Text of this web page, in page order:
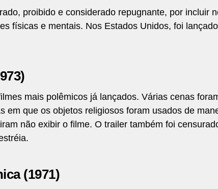
proibido e considerado repugnante, por incluir
físicas e mentais. Nos Estados Unidos, foi
mais polêmicos já lançados. Várias cenas
em que os objetos religiosos foram usados de
não exibir o filme. O trailer também foi
(1971)